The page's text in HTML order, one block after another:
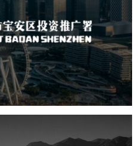
网 网站建设 网站设计